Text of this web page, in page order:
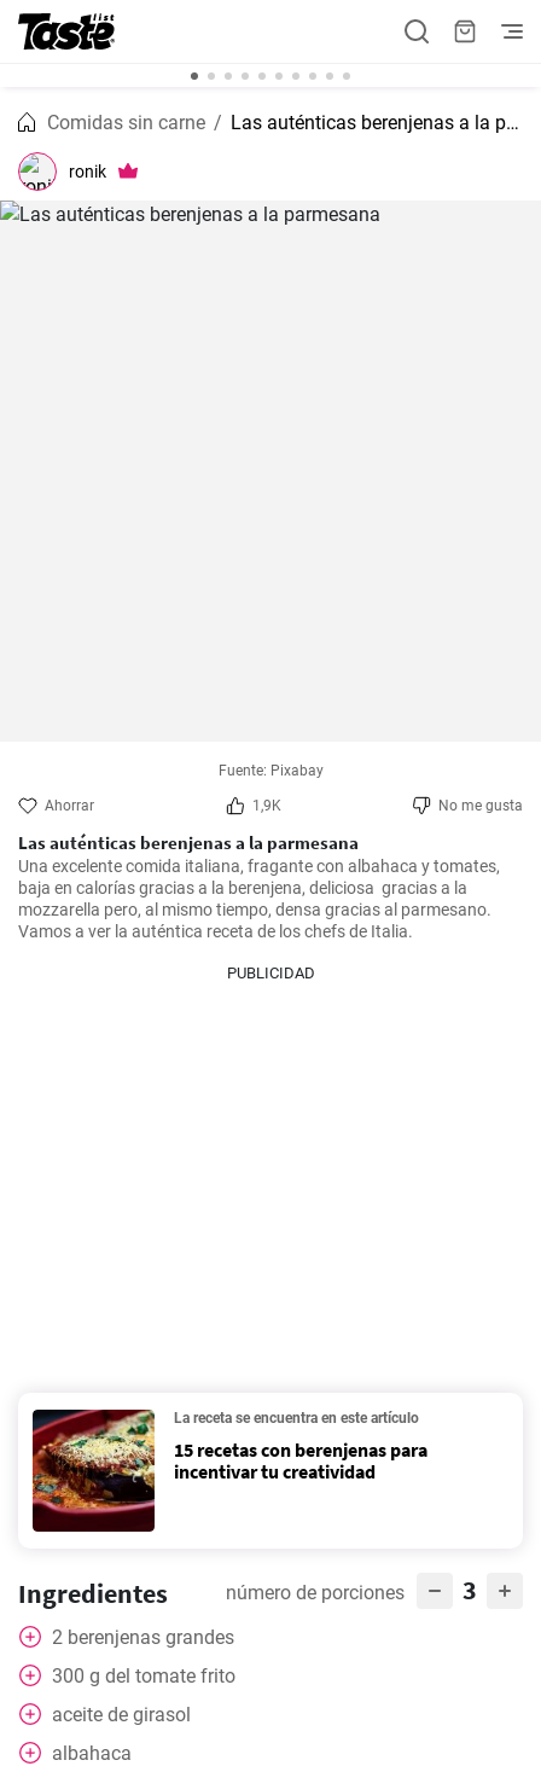
Comidas sin carne Las auténticas berenjenas a la parmesana
ronik
Fuente: Pixabay
Ahorrar 1,9K No me gusta
Las auténticas berenjenas a la parmesana
Una excelente comida italiana, fragante con albahaca y tomates,
baja en calorías gracias a la berenjena, deliciosa  gracias a la
mozzarella pero, al mismo tiempo, densa gracias al parmesano.
Vamos a ver la auténtica receta de los chefs de Italia.
PUBLICIDAD
La receta se encuentra en este artículo
15 recetas con berenjenas para
incentivar tu creatividad
Ingredientes número de porciones 3
2 berenjenas grandes
300 g del tomate frito
aceite de girasol
albahaca